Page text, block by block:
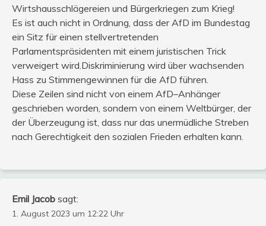
Wirtshausschlägereien und Bürgerkriegen zum Krieg!
Es ist auch nicht in Ordnung, dass der AfD im Bundestag
ein Sitz für einen stellvertretenden
Parlamentspräsidenten mit einem juristischen Trick
verweigert wird.Diskriminierung wird über wachsenden
Hass zu Stimmengewinnen für die AfD führen.
Diese Zeilen sind nicht von einem AfD–Anhänger
geschrieben worden, sondern von einem Weltbürger, der
der Überzeugung ist, dass nur das unermüdliche Streben
nach Gerechtigkeit den sozialen Frieden erhalten kann.
Emil Jacob sagt:
1. August 2023 um 12:22 Uhr